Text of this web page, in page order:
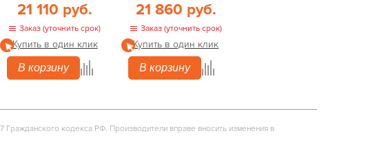
21 110 руб.
Заказ (уточнить срок)
Купить в один клик
В корзину
21 860 руб.
Заказ (уточнить срок)
Купить в один клик
В корзину
кодекса РФ. Производители вправе вносить изменения в